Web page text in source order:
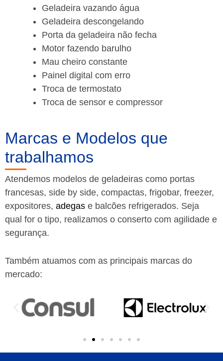
Geladeira vazando água
Geladeira descongelando
Porta da geladeira não fecha
Motor fazendo barulho
Mau cheiro constante
Painel digital com erro
Troca de termostato
Troca de sensor e compressor
Marcas e Modelos que
trabalhamos
Atendemos modelos de geladeiras como portas
francesas, side by side, compactas, frigobar, freezer,
expositores, adegas e balcões refrigerados. Seja
qual for o tipo, realizamos o conserto com agilidade e
segurança.
Também atuamos com as principais marcas do
mercado: